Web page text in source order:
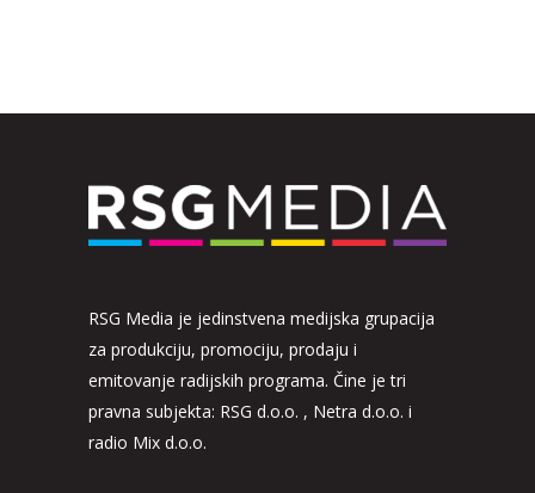
RSG Media je jedinstvena medijska grupacija
za produkciju, promociju, prodaju i
emitovanje radijskih programa. Čine je tri
pravna subjekta: RSG d.o.o. , Netra d.o.o. i
radio Mix d.o.o.